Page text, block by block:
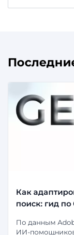
Как
поиск: гид по
По данным
ИИ-